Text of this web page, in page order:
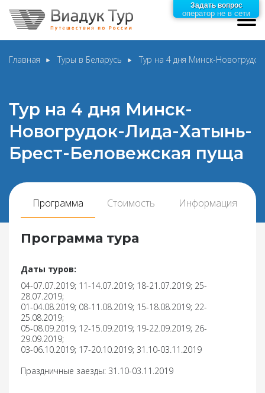
Главная Туры в Беларусь Тур на 4 дня Минск-
Тур на 4 дня Минск-
Новогрудок-Лида-Хатынь-
Брест-Беловежская пуща
Программа Стоимость Информация
Программа тура
Даты туров:
04-07.07.2019; 11-14.07.2019; 18-21.07.2019; 25-
28.07.2019;
01-04.08.2019; 08-11.08.2019; 15-18.08.2019; 22-
25.08.2019;
05-08.09.2019; 12-15.09.2019; 19-22.09.2019; 26-
29.09.2019;
03-06.10.2019; 17-20.10.2019; 31.10-03.11.2019
Праздничные заезды: 31.10-03.11.2019
Задать вопрос
оператор не в сети